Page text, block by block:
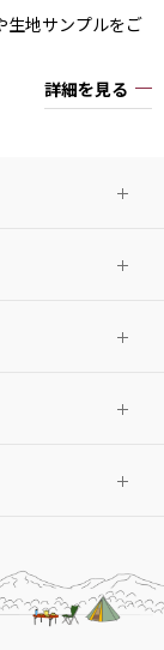
生地サンプルをご
詳細を見る